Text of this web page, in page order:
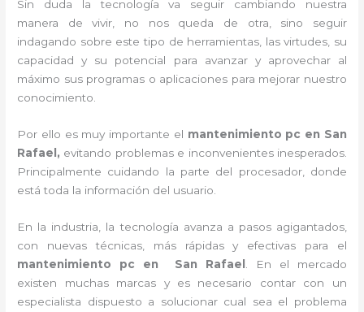
Sin duda la tecnología va seguir cambiando nuestra
manera de vivir, no nos queda de otra, sino seguir
indagando sobre este tipo de herramientas, las virtudes, su
capacidad y su potencial para avanzar y aprovechar al
máximo sus programas o aplicaciones para mejorar nuestro
conocimiento.
Por ello es muy importante el mantenimiento pc en San
Rafael, evitando problemas e inconvenientes inesperados.
Principalmente cuidando la parte del procesador, donde
está toda la información del usuario.
En la industria, la tecnología avanza a pasos agigantados,
con nuevas técnicas, más rápidas y efectivas para el
mantenimiento pc en
San Rafael
. En el mercado
existen muchas marcas y es necesario contar con un
especialista dispuesto a solucionar cual sea el problema